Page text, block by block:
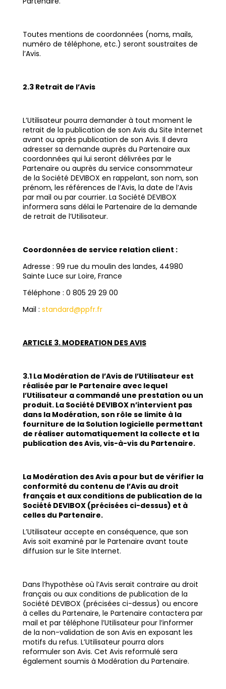
Toutes mentions de coordonnées (noms, mails,
numéro de téléphone, etc.) seront soustraites de
l’Avis.
2.3 Retrait de l’Avis
L’Utilisateur pourra demander à tout moment le
retrait de la publication de son Avis du Site Internet
avant ou après publication de son Avis. Il devra
adresser sa demande auprès du Partenaire aux
coordonnées qui lui seront délivrées par le
Partenaire ou auprès du service consommateur
de la Société DEVIBOX en rappelant, son nom, son
prénom, les références de l’Avis, la date de l’Avis
par mail ou par courrier. La Société DEVIBOX
informera sans délai le Partenaire de la demande
de retrait de l’Utilisateur.
Coordonnées de service relation client :
Adresse : 99 rue du moulin des landes, 44980
Sainte Luce sur Loire, France
Téléphone : 0 805 29 29 00
Mail : standard@ppfr.fr
ARTICLE 3. MODERATION DES AVIS
3.1 La Modération de l’Avis de l’Utilisateur est
réalisée par le Partenaire avec lequel
l’Utilisateur a commandé une prestation ou un
produit. La Société DEVIBOX n’intervient pas
dans la Modération, son rôle se limite à la
fourniture de la Solution logicielle permettant
de réaliser automatiquement la collecte et la
publication des Avis, vis-à-vis du Partenaire.
La Modération des Avis a pour but de vérifier la
conformité du contenu de l’Avis au droit
français et aux conditions de publication de la
Société DEVIBOX (précisées ci-dessus) et à
celles du Partenaire.
L’Utilisateur accepte en conséquence, que son
Avis soit examiné par le Partenaire avant toute
diffusion sur le Site Internet.
Dans l’hypothèse où l’Avis serait contraire au droit
français ou aux conditions de publication de la
Société DEVIBOX (précisées ci-dessus) ou encore
à celles du Partenaire, le Partenaire contactera par
mail et par téléphone l’Utilisateur pour l’informer
de la non-validation de son Avis en exposant les
motifs du refus. L’Utilisateur pourra alors
reformuler son Avis. Cet Avis reformulé sera
également soumis à Modération du Partenaire.